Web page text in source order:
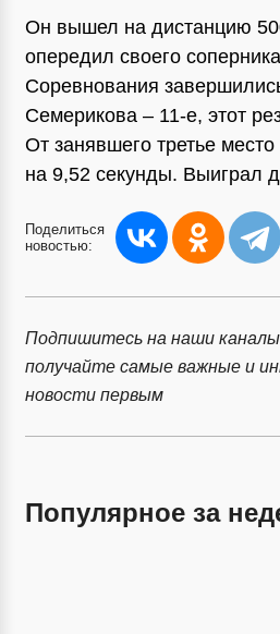
Он вышел на дистанцию
опередил своего
Соревнования
Семерикова – 11-е, этот
От занявшего третье место
на 9,52 секунды. Выиграл
Поделиться
новостью:
Подпишитесь на наши
получайте самые важные и
новости первым
Популярное за